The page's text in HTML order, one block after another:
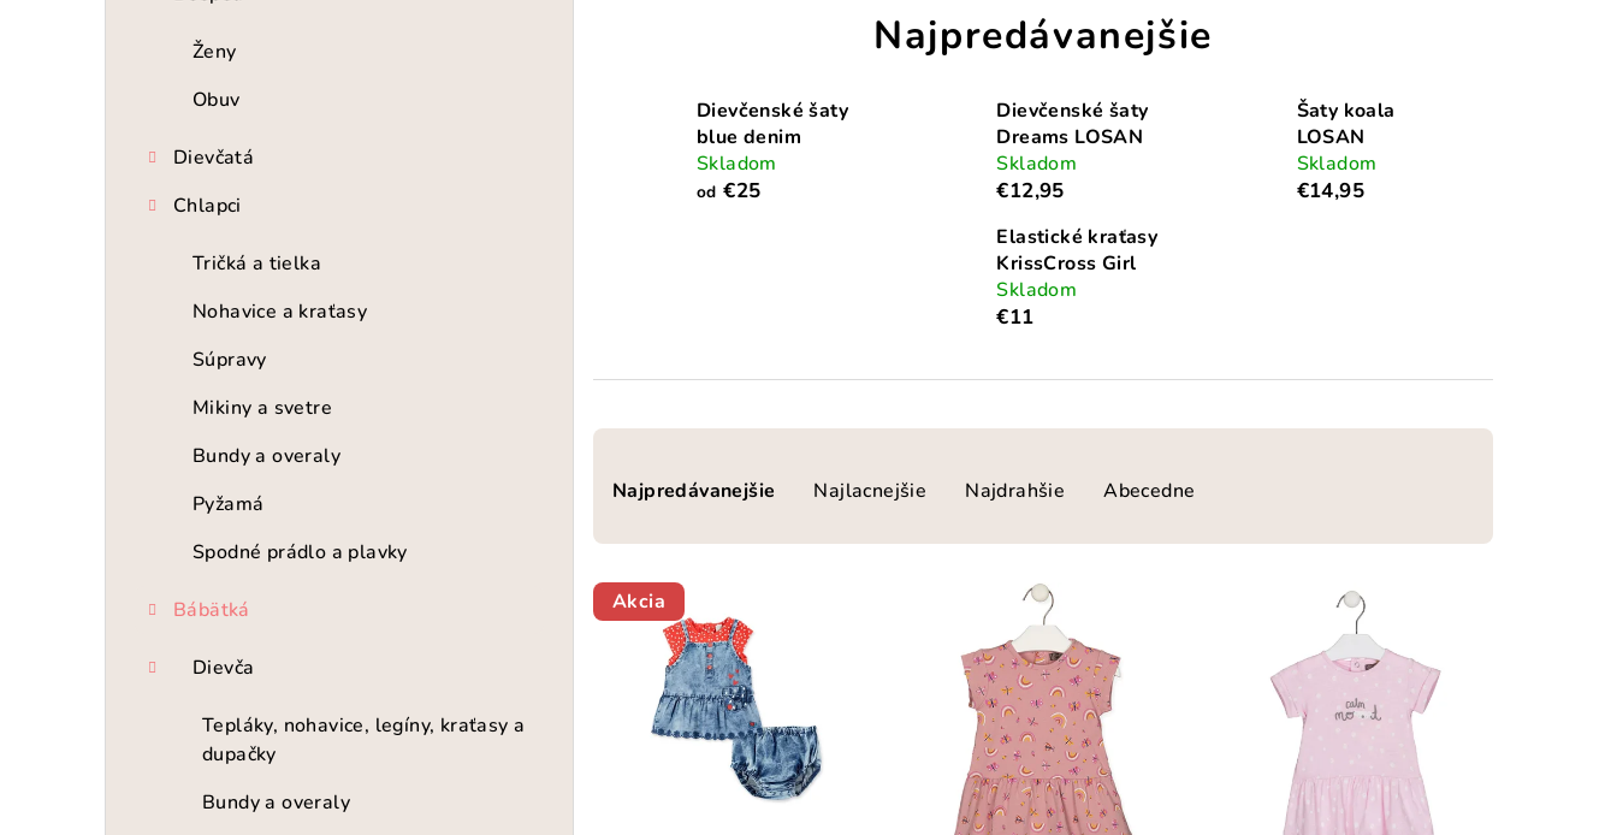
Ženy
Obuv
Dievčatá
Chlapci
Tričká a tielka
Nohavice a kraťasy
Súpravy
Mikiny a svetre
Bundy a overaly
Pyžamá
Spodné prádlo a plavky
Bábätká
Dievča
Tepláky, nohavice, legíny, kraťasy a
dupačky
Bundy a overaly
Najpredávanejšie
Dievčenské šaty
blue denim
Skladom
od €25
Dievčenské šaty
Dreams LOSAN
Skladom
€12,95
Šaty koala
LOSAN
Skladom
€14,95
Elastické kraťasy
KrissCross Girl
Skladom
€11
a
d
e
Najpredávanejšie Najlacnejšie Najdrahšie Abecedne
V
ý
Akcia